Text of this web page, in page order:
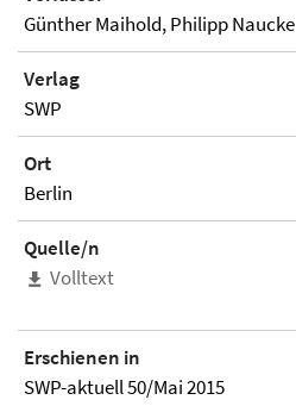
Günther Maihold, Philipp Naucke
Verlag
SWP
Ort
Berlin
Quelle/n
Volltext
Erschienen in
SWP-aktuell 50/Mai 2015